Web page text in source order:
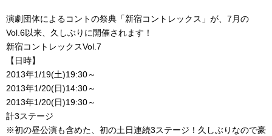
演劇団体によるコントの祭典「新宿コントレックス」が、7月の
Vol.6以来、久しぶりに開催されます！
新宿コントレックスVol.7
【日時】
2013年1/19(土)19:30～
2013年1/20(日)14:30～
2013年1/20(日)19:30～
計3ステージ
※初の昼公演も含めた、初の土日連続3ステージ！久しぶりなので豪